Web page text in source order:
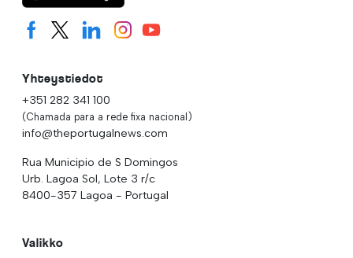
Yhteystiedot
+351 282 341 100
(Chamada para a rede fixa nacional)
info@theportugalnews.com
Rua Municipio de S Domingos
Urb. Lagoa Sol, Lote 3 r/c
8400-357 Lagoa - Portugal
Valikko